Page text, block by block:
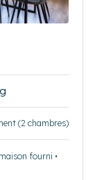
(2 chambres)
fourni •